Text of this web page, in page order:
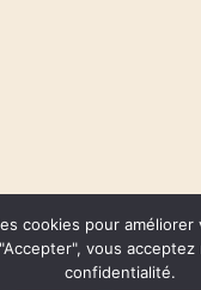
cookies pour améliorer
vous
confidentialité.